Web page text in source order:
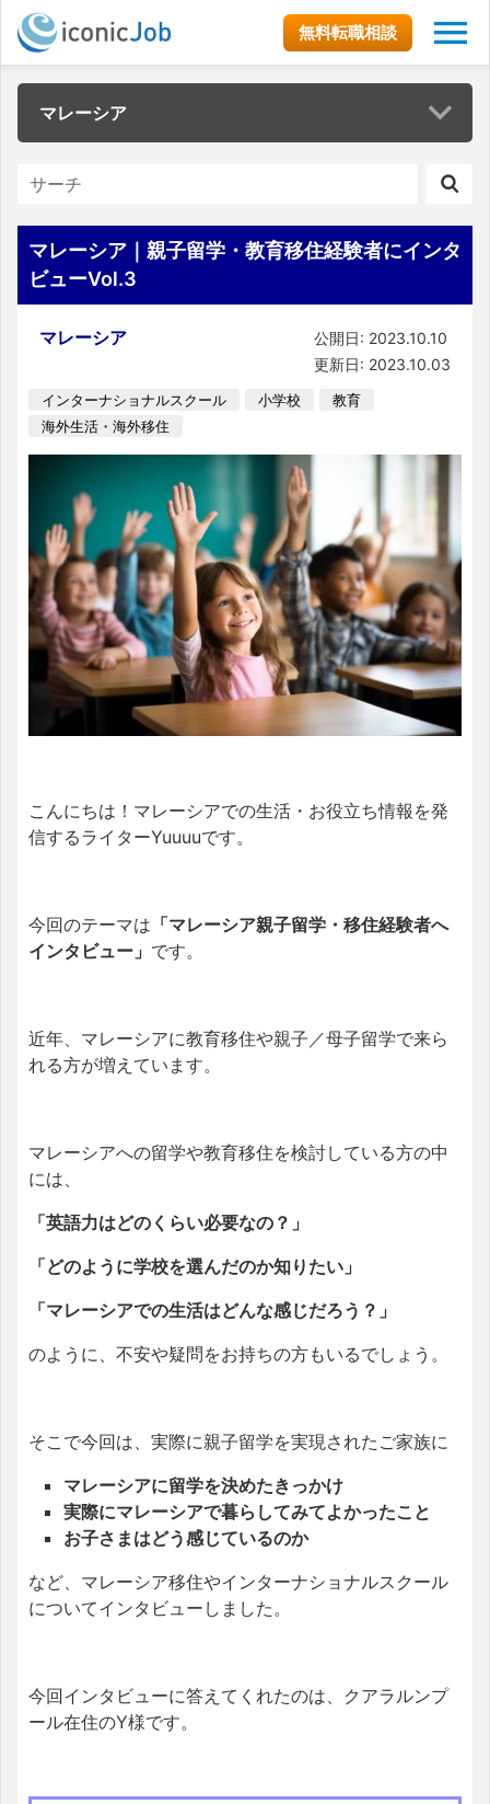
無料転職相談
マレーシア
マレーシア｜親子留学・教育移住経験者にインタ
ビューVol.3
マレーシア
公開日: 2023.10.10
更新日: 2023.10.03
インターナショナルスクール 小学校
教育
海外生活・海外移住
こんにちは！マレーシアでの生活・お役立ち情報を発
信するライターYuuuuです。
今回のテーマは 「マレーシア親子留学・移住経験者へ
インタビュー」 です。
近年、マレーシアに教育移住や親子／母子留学で来ら
れる方が増えています。
マレーシアへの留学や教育移住を検討している方の中
には、
「英語力はどのくらい必要なの？」
「どのように学校を選んだのか知りたい」
「マレーシアでの生活はどんな感じだろう？」
のように、不安や疑問をお持ちの方もいるでしょう。
そこで今回は、実際に親子留学を実現されたご家族に
マレーシアに留学を決めたきっかけ
実際にマレーシアで暮らしてみてよかったこと
お子さまはどう感じているのか
など、マレーシア移住やインターナショナルスクール
についてインタビューしました。
今回インタビューに答えてくれたのは、クアラルンプ
ール在住のY様です。